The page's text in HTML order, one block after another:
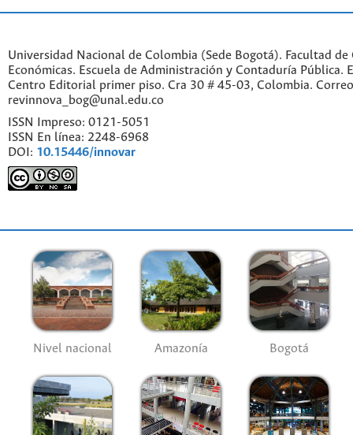
Universidad Nacional de Colombia (Sede Bogotá). Facultad de
Económicas. Escuela de Administración y Contaduría Pública.
Centro Editorial primer piso. Cra 30 # 45-03, Colombia.
revinnova_bog@unal.edu.co
ISSN Impreso: 0121-5051
ISSN En línea: 2248-6968
DOI: 10.15446/innovar
Nivel nacional Amazonía Bogotá